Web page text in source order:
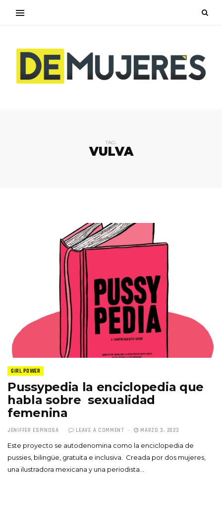
TAG:
VULVA
GIRL POWER
Pussypedia la enciclopedia que
habla sobre sexualidad
femenina
JENIFFER ESPINOSA LEAVE A COMMENT MARZO 3, 2023
Este proyecto se autodenomina como la enciclopedia de
pussies, bilingüe, gratuita e inclusiva. Creada por dos mujeres,
una ilustradora mexicana y una periodista…